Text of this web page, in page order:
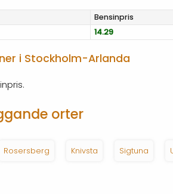
Bensinpris
14.29
i Stockholm-Arlanda
orter
Rosersberg Knivsta Sigtuna